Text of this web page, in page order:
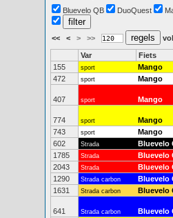
Bluevelo QB
DuoQuest
<< < > >>
Var Fiets
155
sport Mango
472 sport Mango
407 sport Mango
774 sport Mango
743 sport Mango
602 Strada Bluevelo
1785 Strada Bluevelo
2043 Strada Bluevelo
1290 Strada carbon Bluevelo
1631 Strada carbon Bluevelo
641 Strada carbon Bluevelo